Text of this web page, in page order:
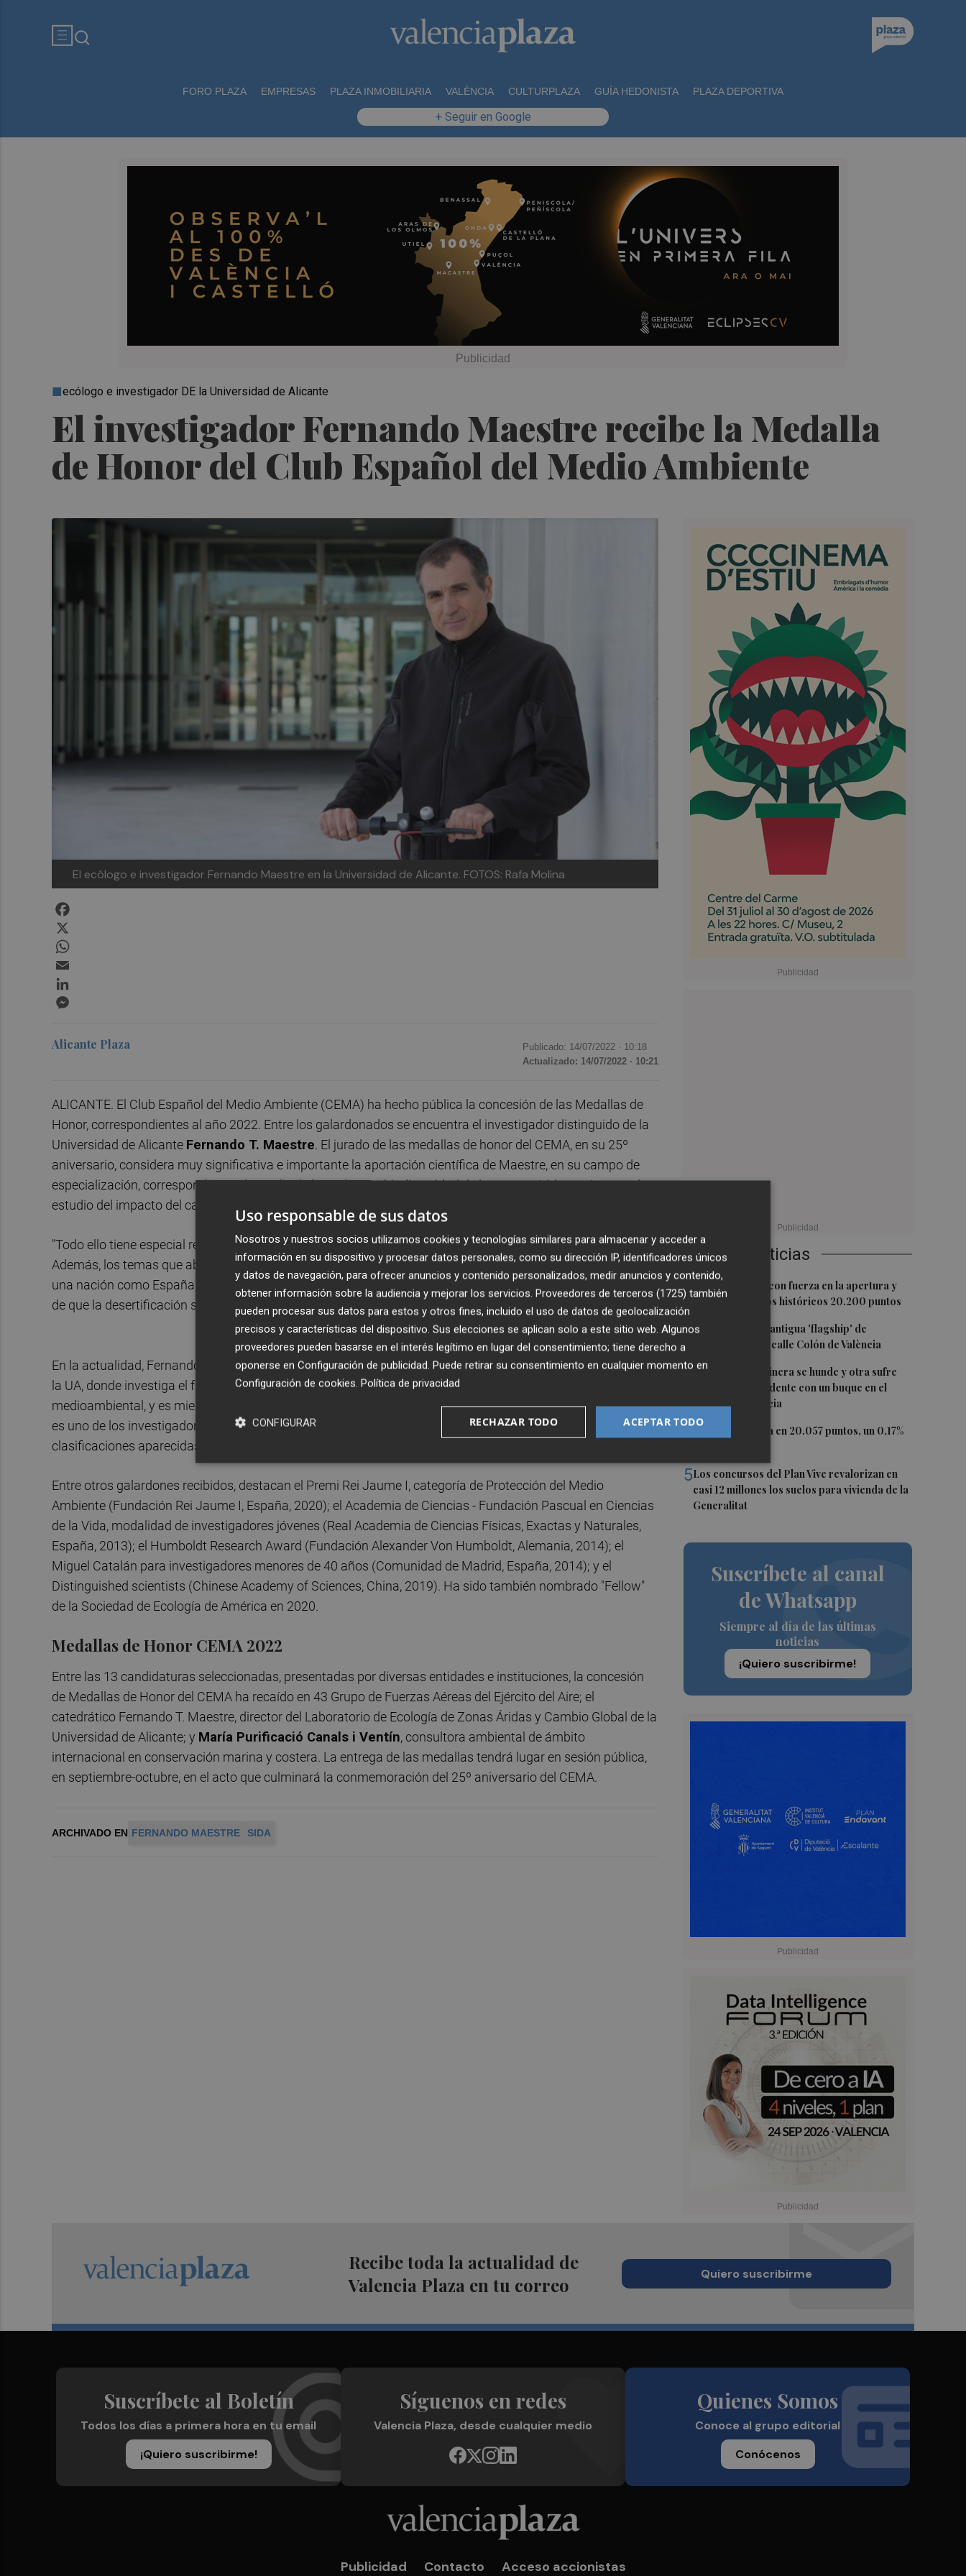
FORO PLAZA EMPRESAS PLAZA INMOBILIARIA VALÈNCIA CULTURPLAZA GUÍA HEDONISTA PLAZA DEPORTIVA
+ Seguir en Google
El investigador Fernando Maestre recibe la Medalla
de Honor del Club Español del Medio Ambiente
ecólogo e investigador DE la Universidad de Alicante
El ecólogo e investigador Fernando Maestre en la Universidad de Alicante. FOTOS: Rafa Molina
Últimas Noticias
1 El Ibex 35 sube con fuerza en la apertura y
logra superar los históricos 20.200 puntos
2Oysho ocupa la antigua 'flagship' de
Nespresso en la calle Colón de València
3 Una batea clochinera se hunde y otra sufre
daños en un incidente con un buque en el
puerto de Valencia
4 El Ibex 35 cierra en 20.057 puntos, un 0,17%
5Los concursos del Plan Vive revalorizan en
casi 12 millones los suelos para vivienda de la
Generalitat
Suscríbete al canal
de Whatsapp
Siempre al día de las últimas
noticias
¡Quiero suscribirme!
Alicante Plaza Publicado: 14/07/2022 · 10:18
Actualizado: 14/07/2022 · 10:21
ALICANTE. El Club Español del Medio Ambiente (CEMA) ha hecho pública la concesión de las Medallas de
Honor, correspondientes al año 2022. Entre los galardonados se encuentra el investigador distinguido de la
Universidad de Alicante Fernando T. Maestre. El jurado de las medallas de honor del CEMA, en su 25º
aniversario, considera muy significativa e importante la aportación científica de Maestre, en su campo de
especialización, correspondiente al estudio de la ecología y biodiversidad de las zonas áridas, así como al
estudio del impacto del cambio climático en dichas zonas y su relación con la desertificación.
"Todo ello tiene especial relevancia dada su relativa juventud, y el entusiasmo que pone en su trabajo.
Además, los temas que aborda, con una extraordinaria difusión internacional, son de notorio interés para
una nación como España, donde los terrenos áridos ocupan grandes extensiones, con el problema añadido
de que la desertificación se puede calificar de acuciante", explica el jurado.
En la actualidad, Fernando T. Maestre dirige el Laboratorio de Ecología de Zonas Áridas y Cambio Global de
la UA, donde investiga el funcionamiento de los ecosistemas de zonas áridas y su respuesta al cambio
medioambiental, y es miembro del Instituto Multidisciplinar para el Medio Ramón Margalef (IMEM). Maestre
es uno de los investigadores en cambio climático más influyentes del mundo de acuerdo con diversas
clasificaciones aparecidas en los últimos años.
Entre otros galardones recibidos, destacan el Premi Rei Jaume I, categoría de Protección del Medio
Ambiente (Fundación Rei Jaume I, España, 2020); el Academia de Ciencias - Fundación Pascual en Ciencias
de la Vida, modalidad de investigadores jóvenes (Real Academia de Ciencias Físicas, Exactas y Naturales,
España, 2013); el Humboldt Research Award (Fundación Alexander Von Humboldt, Alemania, 2014); el
Miguel Catalán para investigadores menores de 40 años (Comunidad de Madrid, España, 2014); y el
Distinguished scientists (Chinese Academy of Sciences, China, 2019). Ha sido también nombrado "Fellow"
de la Sociedad de Ecología de América en 2020.
Medallas de Honor CEMA 2022
Entre las 13 candidaturas seleccionadas, presentadas por diversas entidades e instituciones, la concesión
de Medallas de Honor del CEMA ha recaído en 43 Grupo de Fuerzas Aéreas del Ejército del Aire; el
catedrático Fernando T. Maestre, director del Laboratorio de Ecología de Zonas Áridas y Cambio Global de la
Universidad de Alicante; y María Purificació Canals i Ventín, consultora ambiental de ámbito
internacional en conservación marina y costera. La entrega de las medallas tendrá lugar en sesión pública,
en septiembre-octubre, en el acto que culminará la conmemoración del 25º aniversario del CEMA.
ARCHIVADO EN FERNANDO MAESTRE SIDA
Recibe toda la actualidad de
Valencia Plaza en tu correo
Quiero suscribirme
Suscríbete al Boletín
Todos los días a primera hora en tu email
¡Quiero suscribirme!
Síguenos en redes
Valencia Plaza, desde cualquier medio
Quienes Somos
Conoce al grupo editorial
Conócenos
Publicidad Contacto Acceso accionistas
Uso responsable de sus datos
Nosotros y nuestros socios utilizamos cookies y tecnologías similares para almacenar y acceder a
información en su dispositivo y procesar datos personales, como su dirección IP, identificadores únicos
y datos de navegación, para ofrecer anuncios y contenido personalizados, medir anuncios y contenido,
obtener información sobre la audiencia y mejorar los servicios. Proveedores de terceros (1725) también
pueden procesar sus datos para estos y otros fines, incluido el uso de datos de geolocalización
precisos y características del dispositivo. Sus elecciones se aplican solo a este sitio web. Algunos
proveedores pueden basarse en el interés legítimo en lugar del consentimiento; tiene derecho a
oponerse en Configuración de publicidad. Puede retirar su consentimiento en cualquier momento en
Configuración de cookies. Política de privacidad
ACEPTAR TODO
RECHAZAR TODO
CONFIGURAR